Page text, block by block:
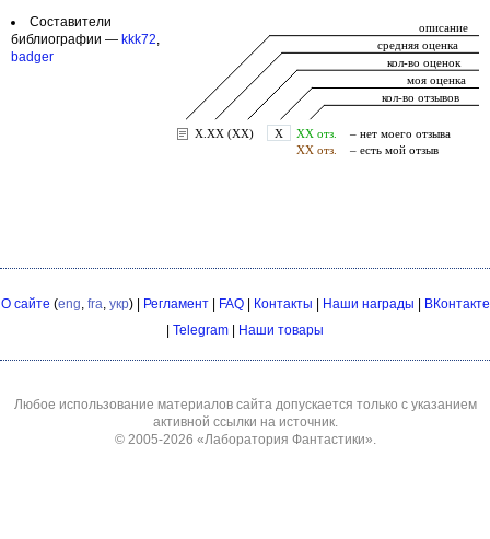
Составители
библиографии — kkk72,
badger
О сайте (eng, fra, укр) | Регламент| FAQ| Контакты Наши награды
ВКонтакте
Telegram Наши товары
Любое использование материалов сайта допускается только с указанием
активной ссылки на источник.
© 2005-2026 «Лаборатория Фантастики».